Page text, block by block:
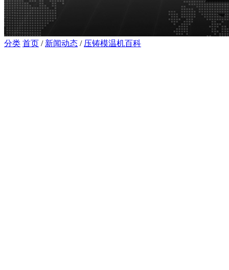
分类 首页 / 新闻动态 / 压铸模温机百科